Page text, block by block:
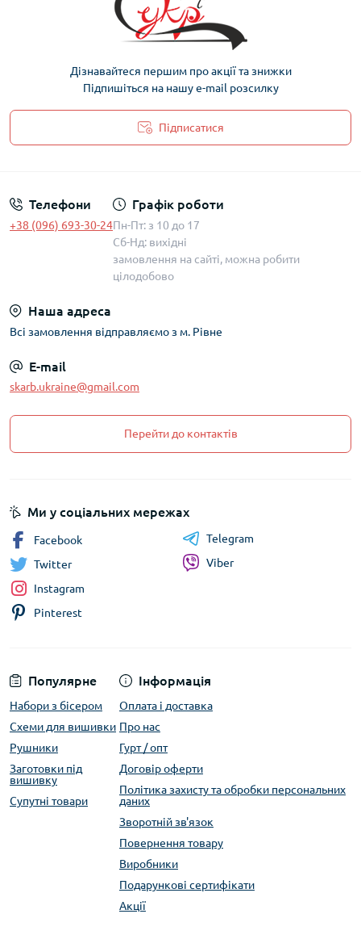
Дізнавайтеся першим про акції та знижки
Підпишіться на нашу e-mail розсилку
Підписатися
Телефони
+38 (096) 693-30-24
Графік роботи
Пн-Пт: з 10 до 17
Сб-Нд: вихідні
замовлення на сайті, можна робити
цілодобово
Наша адреса
Всі замовлення відправляємо з м. Рівне
E-mail
skarb.ukraine@gmail.com
Перейти до контактів
Популярне
Набори з бісером
Схеми для вишивки
Рушники
Заготовки під
вишивку
Супутні товари
Інформація
Оплата і доставка
Про нас
Гурт / опт
Договір оферти
Політика захисту та обробки персональних
даних
Зворотній зв'язок
Повернення товару
Виробники
Подарункові сертифікати
Акції
Ми у соціальних мережах
Facebook
Twitter
Instagram
Pinterest
Telegram
Viber